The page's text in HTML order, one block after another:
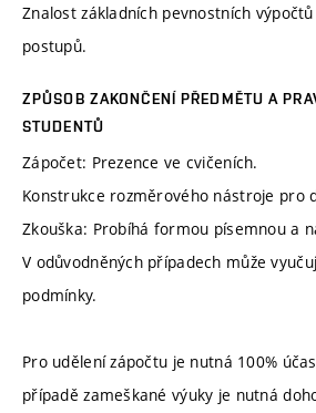
Znalost základních pevnostních
postupů.
ZPŮSOB ZAKONČENÍ PŘEDMĚTU A
STUDENTŮ
Zápočet: Prezence ve cvičeních.
Konstrukce rozměrového nástroje pro
Zkouška: Probíhá formou písemnou a
V odůvodněných případech může
podmínky.
Pro udělení zápočtu je nutná 100%
případě zameškané výuky je nutná